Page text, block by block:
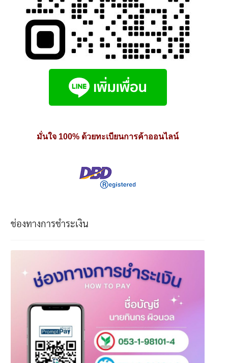
มั่นใจ 100% ด้วยทะเบียนการค้าออนไลน์
ช่องทางการชำระเงิน